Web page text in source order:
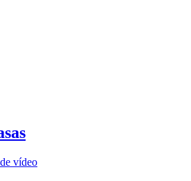
vídeo